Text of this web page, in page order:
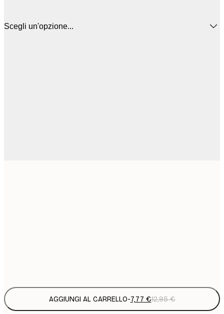
Scegli un'opzione...
AGGIUNGI AL CARRELLO-7,77 €12,95 €